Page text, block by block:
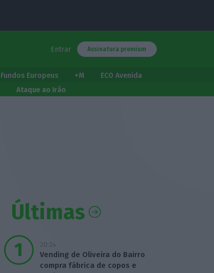
Entrar Assinatura premium
Fundos Europeus +M
ECO Avenida
Ataque ao Irão
Últimas
20:24
Vending de Oliveira do Bairro
compra fábrica de copos e